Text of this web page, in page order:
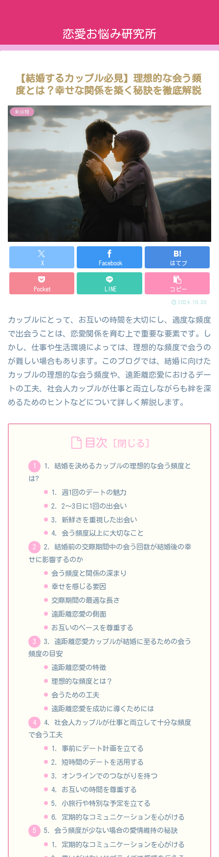
恋愛お悩み研究所
【結婚するカップル必見】理想的な会う頻
度とは？幸せな関係を築く秘訣を徹底解説
未分類
X Facebook はてブ
Pocket LINE コピー
2024.10.30
カップルにとって、お互いの時間を大切にし、適度な頻度
で出会うことは、恋愛関係を育む上で重要な要素です。し
かし、仕事や生活環境によっては、理想的な頻度で会うの
が難しい場合もあります。このブログでは、結婚に向けた
カップルの理想的な会う頻度や、遠距離恋愛におけるデー
トの工夫、社会人カップルが仕事と両立しながらも絆を深
めるためのヒントなどについて詳しく解説します。
目次
1. 結婚を決めるカップルの理想的な会う頻度と
は?
1. 週1回のデートの魅力
2. 2〜3日に1回の出会い
3. 新鮮さを重視した出会い
4. 会う頻度以上に大切なこと
2. 結婚前の交際期間中の会う回数が結婚後の幸
せに影響するのか
会う頻度と関係の深まり
幸せを感じる要因
交際期間の最適な長さ
遠距離恋愛の側面
お互いのペースを尊重する
3. 遠距離恋愛カップルが結婚に至るための会う
頻度の目安
遠距離恋愛の特徴
理想的な頻度とは？
会うための工夫
遠距離恋愛を成功に導くためには
4. 社会人カップルが仕事と両立して十分な頻度
で会う工夫
1. 事前にデート計画を立てる
2. 短時間のデートを活用する
3. オンラインでのつながりを持つ
4. お互いの時間を尊重する
5. 小旅行や特別な予定を立てる
6. 定期的なコミュニケーションを心がける
5. 会う頻度が少ない場合の愛情維持の秘訣
1. 定期的なコミュニケーションを心がける